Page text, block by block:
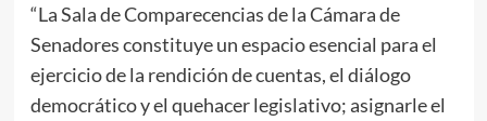
“La Sala de Comparecencias de la Cámara de
Senadores constituye un espacio esencial para el
ejercicio de la rendición de cuentas, el diálogo
democrático y el quehacer legislativo; asignarle el